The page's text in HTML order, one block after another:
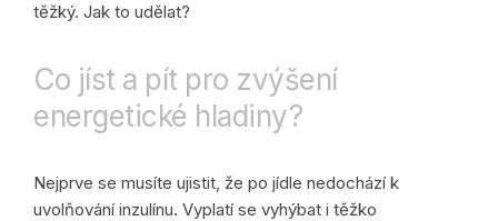
těžký. Jak to udělat?
Co jíst a pít pro zvýšení
energetické hladiny?
Nejprve se musíte ujistit, že po jídle nedochází k
uvolňování inzulínu. Vyplatí se vyhýbat i těžko